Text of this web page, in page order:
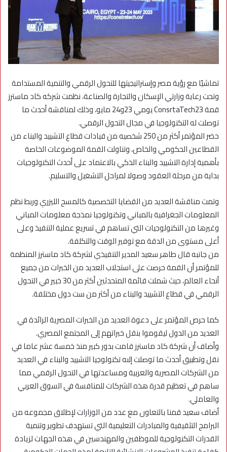
تماشيًا مع رؤية مصر وإستراتيجيتها للتحول الرقمي والتنمية المستدامة
وتحت رعاية وزارتي الإسكان والتجارة والصناعة، نظمت شركه كاد ماسترز
قمة ConsrtaTech23 يومي 23و24 مايو، وذلك لمناقشة أحدث ما
توصلت له التكنولوجيا في مجال التحول الرقمي.
حضر المؤتمر أكثر من 250 شخصيه من قيادات قطاع التشييد والبناء من
القطاعين الحكومي والخاص، وتناولت القمة الموضوعات الخاصة
بأهمية إدارة التشييد والبناء الذكي بالاعتماد على أحدث التكنولوجيات
بداية من مرحلة العقود وصولا لمراحل التشغيل والتسليم.
وتمت مناقشة العديد من القضايا التخصصية كالمسح الليزري وربط نظم
المعلومات الجغرافية بالمباني وتكنولوجيا نمذجة معلومات المباني
وغيرها من التكنولوجيات التي تساهم في تسريع عملية التنفيذ وعلى
أعلى مستوى من الدقة مع توفير الوقت والتكلفة.
من جانبه قال طاهر سعيد المدير التنفيذي لشركة كاد ماسترز المنظمة
للمؤتمر أن القمة حرصت على استجلاب العديد من الخبرات من جميع
أنحاء العالم، حيث شملت قائمة المتحدثين أكثر من 30 خبير في التحول
الرقمي في قطاع التشييد والبناء من أكثر من ست دول مختلفة.
كما حرص المؤتمر على دعوة العديد من الخبرات المصرية الرائدة في
العديد من الدول ليقوموا بنقل خبراتهم إلى المجتمع المصري.
وأضاف أن شركة كاد ماسترز قامت بدور كبير منذ خمسة عشر عاما في
نقل وتطبيق أحدث ما توصلت إلىه تكنولوجيا التشييد والبناء في العديد
من الشركات المصرية والعربية ومساعدتها في التحول الرقمي مما
ساهم في تعظيم قدرة هذه الشركات للمنافسة في السوق العربي
والعاملي.
أضاف سعيد قمنا بالتعاون مع عدد من الوزارات لإطلاق مجموعه من
البرامج التثقيفية والمبادرات التعليمية التي تستهدف تطوير وتنمية
القدرات التكنولوجية للموظفين والمهندسين في هذه الجهات لزيادة